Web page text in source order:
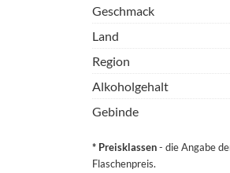
Geschmack
Land
Region
Alkoholgehalt
Gebinde
* Preisklassen- die Angabe
Flaschenpreis.